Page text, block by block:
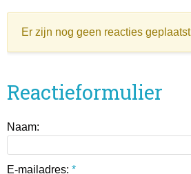
Er zijn nog geen reacties geplaatst
Reactieformulier
Naam:
E-mailadres: *